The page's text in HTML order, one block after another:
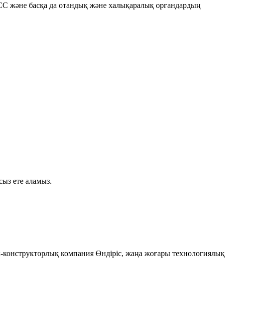
және басқа да отандық және халықаралық органдардың
ете аламыз.
компания Өндіріс, жаңа жоғары технологиялық